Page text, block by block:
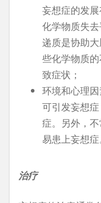
妄想症的发
化学物质失
递质是协助
些化学物质
致症状；
环境和心理
可引发妄想
症。另外，
易患上妄想症
治疗